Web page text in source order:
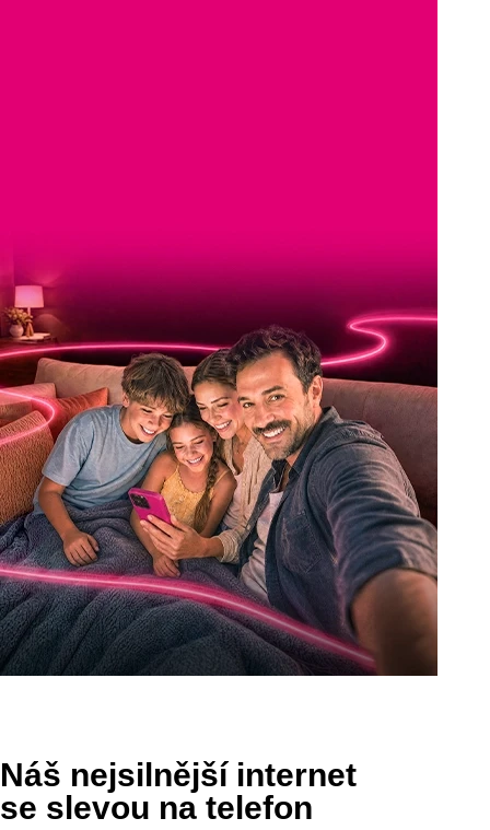
Náš nejsilnější internet
se slevou na telefon